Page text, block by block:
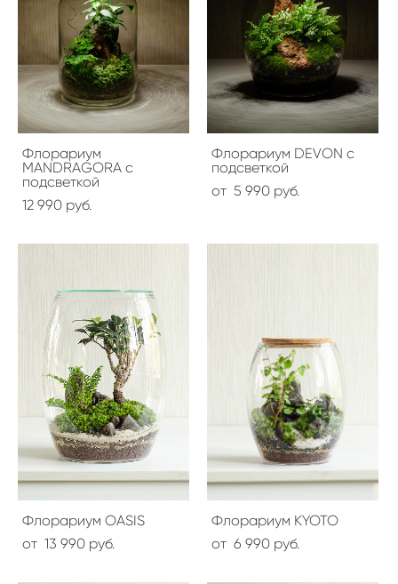
Флорариум
MANDRAGORA с
подсветкой
12 990 pуб.
Флорариум DEVON с
подсветкой
от 5 990 pуб.
Флорариум OASIS
от 13 990 pуб.
Флорариум KYOTO
от 6 990 pуб.